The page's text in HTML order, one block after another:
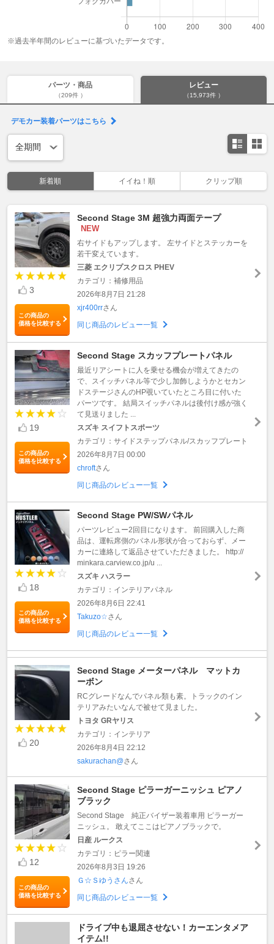
※過去半年間のレビューに基づいたデータです。
パーツ・商品
（209件 ）
レビュー
（15,973件 ）
デモカー装着パーツはこちら
新着順 イイね！順 クリップ順
3
この商品の
価格を比較する
Second Stage 3M 超強力両面テープ
NEW
右サイドもアップします。 左サイドとステッカーを
若干変えています。
三菱 エクリプスクロス PHEV
カテゴリ：補修用品
2026年8月7日 21:28
xjr400rrさん
同じ商品のレビュー一覧
19
この商品の
価格を比較する
Second Stage スカッフプレートパネル
最近リアシートに人を乗せる機会が増えてきたの
で、スイッチパネル等で少し加飾しようかとセカン
ドステージさんのHP覗いていたところ目に付いた
パーツです。 結局スイッチパネルは後付け感が強く
て見送りました ...
スズキ スイフトスポーツ
カテゴリ：サイドステップパネル/スカッフプレート
2026年8月7日 00:00
chroftさん
同じ商品のレビュー一覧
18
この商品の
価格を比較する
Second Stage PW/SWパネル
パーツレビュー2回目になります。 前回購入した商
品は、運転席側のパネル形状が合っておらず、メー
カーに連絡して返品させていただきました。 http://
minkara.carview.co.jp/u ...
スズキ ハスラー
カテゴリ：インテリアパネル
2026年8月6日 22:41
Takuzo☆さん
同じ商品のレビュー一覧
20
Second Stage メーターパネル マットカ
ーボン
RCグレードなんでパネル類も素。トラックのイン
テリアみたいなんで被せて見ました。
トヨタ GRヤリス
カテゴリ：インテリア
2026年8月4日 22:12
sakurachan@さん
12
この商品の
価格を比較する
Second Stage ピラーガーニッシュ ピアノ
ブラック
Second Stage 純正バイザー装着車用 ピラーガー
ニッシュ。 敢えてここはピアノブラックで。
日産 ルークス
カテゴリ：ピラー関連
2026年8月3日 19:26
Ｇ☆Ｓゆうさんさん
同じ商品のレビュー一覧
ドライブ中も退屈させない！カーエンタメア
イテム!!